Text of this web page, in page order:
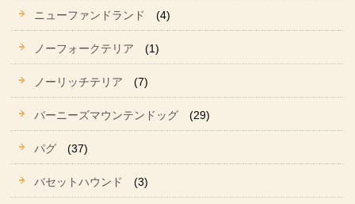
ニューファンドランド (4)
ノーフォークテリア (1)
ノーリッチテリア (7)
バーニーズマウンテンドッグ (29)
パグ (37)
バセットハウンド (3)